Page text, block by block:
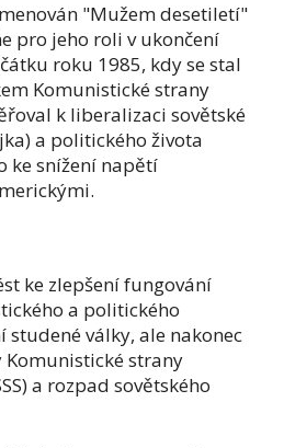
"Mužem desetiletí"
pro jeho roli v ukončení
roku 1985, kdy se stal
Komunistické strany
k liberalizaci sovětské
a politického života
ke snížení napětí
ke zlepšení fungování
a politického
studené války, ale nakonec
strany
a rozpad sovětského